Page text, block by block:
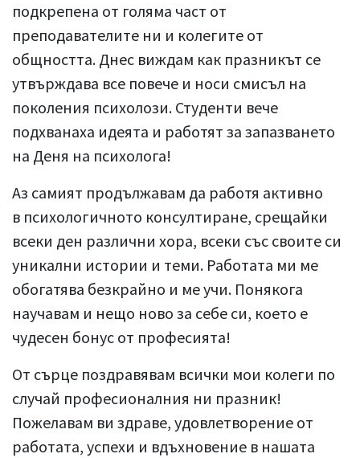
подкрепена от голяма част от
преподавателите ни и колегите от
общността. Днес виждам как празникът се
утвърждава все повече и носи смисъл на
поколения психолози. Студенти вече
подхванаха идеята и работят за запазването
на Деня на психолога!
Аз самият продължавам да работя активно
в психологичното консултиране, срещайки
всеки ден различни хора, всеки със своите си
уникални истории и теми. Работата ми ме
обогатява безкрайно и ме учи. Понякога
научавам и нещо ново за себе си, което е
чудесен бонус от професията!
От сърце поздравявам всички мои колеги по
случай професионалния ни празник!
Пожелавам ви здраве, удовлетворение от
работата, успехи и вдъхновение в нашата